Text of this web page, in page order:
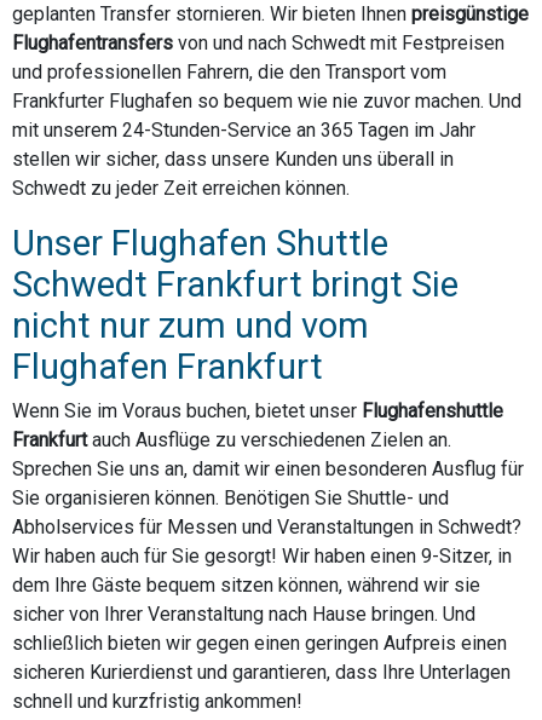
geplanten Transfer stornieren. Wir bieten Ihnen preisgünstige
Flughafentransfers von und nach Schwedt mit Festpreisen
und professionellen Fahrern, die den Transport vom
Frankfurter Flughafen so bequem wie nie zuvor machen. Und
mit unserem 24-Stunden-Service an 365 Tagen im Jahr
stellen wir sicher, dass unsere Kunden uns überall in
Schwedt zu jeder Zeit erreichen können.
Unser Flughafen Shuttle
Schwedt Frankfurt bringt Sie
nicht nur zum und vom
Flughafen Frankfurt
Wenn Sie im Voraus buchen, bietet unser Flughafenshuttle
Frankfurtauch Ausflüge zu verschiedenen Zielen an.
Sprechen Sie uns an, damit wir einen besonderen Ausflug für
Sie organisieren können. Benötigen Sie Shuttle- und
Abholservices für Messen und Veranstaltungen in Schwedt?
Wir haben auch für Sie gesorgt! Wir haben einen 9-Sitzer, in
dem Ihre Gäste bequem sitzen können, während wir sie
sicher von Ihrer Veranstaltung nach Hause bringen. Und
schließlich bieten wir gegen einen geringen Aufpreis einen
sicheren Kurierdienst und garantieren, dass Ihre Unterlagen
schnell und kurzfristig ankommen!